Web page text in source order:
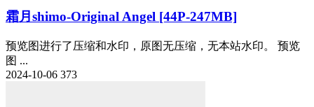
霜月shimo-Original Angel [44P-247MB]
预览图进行了压缩和水印，原图无压缩，无本站水印。 预览
图 ...
2024-10-06 373